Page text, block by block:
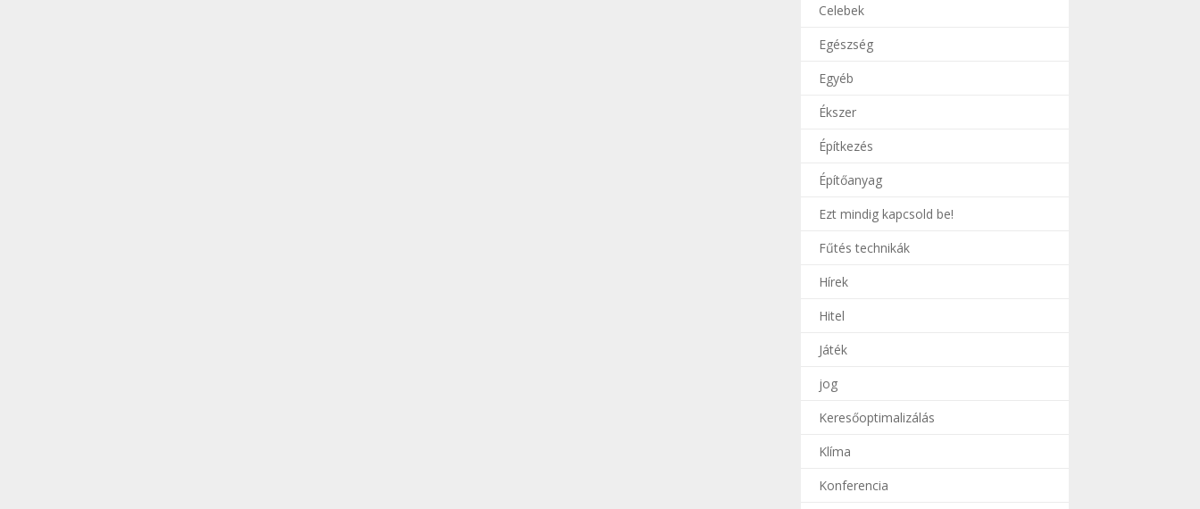
Celebek
Egészség
Egyéb
Ékszer
Építkezés
Építőanyag
Ezt mindig kapcsold be!
Fűtés technikák
Hírek
Hitel
Játék
jog
Keresőoptimalizálás
Klíma
Konferencia